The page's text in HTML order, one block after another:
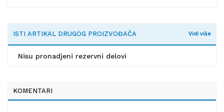
ISTI ARTIKAL DRUGOG PROIZVOĐAČA Vidi više
Nisu pronadjeni rezervni delovi
KOMENTARI